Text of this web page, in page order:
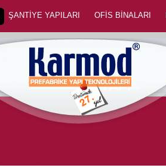
ŞANTİYE YAPILARI OFİS BİNALARI